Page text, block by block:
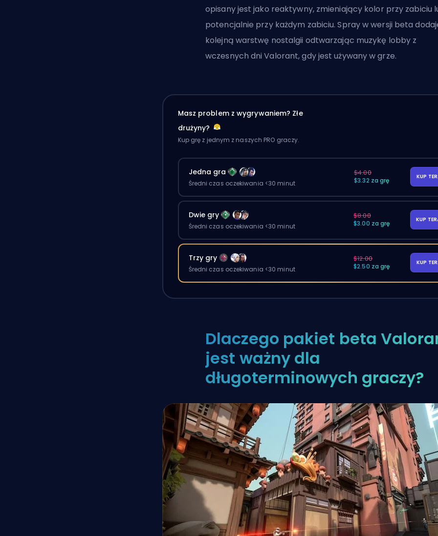
opisany jest jako reaktywny, zmieniający kolor przy zabiciu
potencjalnie przy każdym zabiciu. Spray w wersji beta
kolejną warstwę nostalgii odtwarzając muzykę lobby z
wczesnych dni Valorant, gdy jest używany w grze.
Masz problem z wygrywaniem? Złe
drużyny?
Kup grę z jednym z naszych PRO graczy.
Jedna gra
Średni czas oczekiwania <30 minut
$4.00
$3.32 za grę
KUP
Dwie gry
Średni czas oczekiwania <30 minut
$8.00
$3.00 za grę
KUP
Trzy gry
Średni czas oczekiwania <30 minut
$12.00
$2.50 za grę
KUP
Dlaczego pakiet beta
jest ważny dla
długoterminowych graczy?